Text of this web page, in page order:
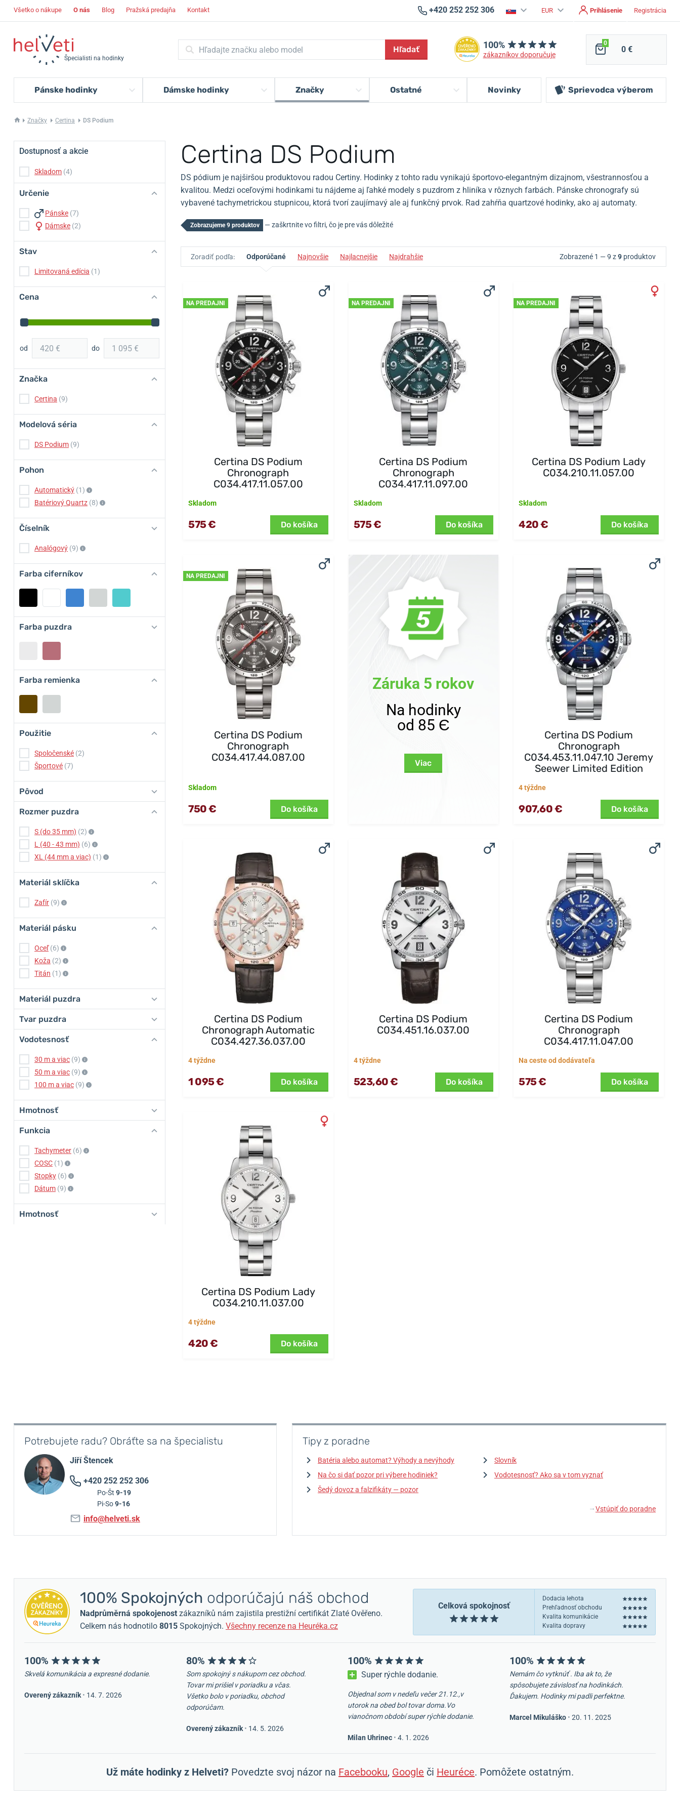
Všetko o nákupe O nás Blog Pražská predajňa Kontakt +420 252 252 306 EUR Prihlásenie Registrácia
Špecialisti na hodinky
Hľadať 100%
zákazníkov doporučuje
0
0 €
Pánske hodinky Dámske hodinky Značky Ostatné Novinky Sprievodca výberom
Značky Certina DS Podium
Certina DS Podium
DS pódium je najširšou produktovou radou Certiny. Hodinky z tohto radu vynikajú športovo-elegantným dizajnom, všestrannosťou a
kvalitou. Medzi oceľovými hodinkami tu nájdeme aj ľahké modely s puzdrom z hliníka v rôznych farbách. Pánske chronografy sú
vybavené tachymetrickou stupnicou, ktorá tvorí zaujímavý ale aj funkčný prvok. Rad zahŕňa quartzové hodinky, ako aj automaty.
Dostupnosť a akcie
Skladom (4)
Určenie
Pánske (7)
Dámske (2)
Stav
Limitovaná edícia (1)
Cena
od do
Značka
Certina (9)
Modelová séria
DS Podium (9)
Pohon
Automatický (1)
Batériový Quartz (8)
Číselník
Analógový (9)
Farba ciferníkov
Farba puzdra
Farba remienka
Použitie
Spoločenské (2)
Športové (7)
Pôvod
Rozmer puzdra
S (do 35 mm) (2)
L (40 - 43 mm) (6)
XL (44 mm a viac) (1)
Materiál sklíčka
Zafír (9)
Materiál pásku
Oceľ (6)
Koža (2)
Titán (1)
Materiál puzdra
Tvar puzdra
Vodotesnosť
30 m a viac (9)
50 m a viac (9)
100 m a viac (9)
Hmotnosť
Funkcia
Tachymeter (6)
COSC (1)
Stopky (6)
Dátum (9)
Hmotnosť
Zobrazujeme 9 produktov — zaškrtnite vo filtri, čo je pre vás dôležité
Zoradiť podľa: Odporúčané Najnovšie Najlacnejšie Najdrahšie Zobrazené 1 — 9 z9 produktov
NA PREDAJNI
Certina DS Podium
Chronograph
C034.417.11.057.00
Skladom
575 € Do košíka
NA PREDAJNI
Certina DS Podium
Chronograph
C034.417.11.097.00
Skladom
575 € Do košíka
NA PREDAJNI
Certina DS Podium Lady
C034.210.11.057.00
Skladom
420 € Do košíka
NA PREDAJNI
Certina DS Podium
Chronograph
C034.417.44.087.00
Skladom
750 € Do košíka
Záruka 5 rokov
Na hodinky
od 85 Є
Viac
Certina DS Podium
Chronograph
C034.453.11.047.10 Jeremy
Seewer Limited Edition
4 týždne
907,60 € Do košíka
Certina DS Podium
Chronograph Automatic
C034.427.36.037.00
4 týždne
1 095 € Do košíka
Certina DS Podium
C034.451.16.037.00
4 týždne
523,60 € Do košíka
Certina DS Podium
Chronograph
C034.417.11.047.00
Na ceste od dodávateľa
575 € Do košíka
Certina DS Podium Lady
C034.210.11.037.00
4 týždne
420 € Do košíka
Potrebujete radu? Obráťte sa na špecialistu
Jiří Štencek
+420 252 252 306
Po-Št 9-19
Pi-So9-16
info@helveti.sk
Tipy z poradne
Batéria alebo automat? Výhody a nevýhody
Slovník
Na čo si dať pozor pri výbere hodiniek?
Vodotesnosť? Ako sa v tom vyznať
Šedý dovoz a falzifikáty — pozor
↓ Vstúpiť do poradne
Celková spokojnosť
Dodacia lehota
Prehľadnosť obchodu
Kvalita komunikácie
Kvalita dopravy
100% Spokojných odporúčajú náš obchod
Nadprůměrná spokojenost zákazníků nám zajistila prestižní certifikát Zlaté Ověřeno.
Celkem nás hodnotilo 8015 Spokojných. Všechny recenze na Heuréka.cz
100%
Skvelá komunikácia a expresné dodanie.
Overený zákazník • 14. 7. 2026
80%
Som spokojný s nákupom cez obchod.
Tovar mi prišiel v poriadku a včas.
Všetko bolo v poriadku, obchod
odporúčam.
Overený zákazník • 14. 5. 2026
100%
Super rýchle dodanie.
Objednal som v nedeľu večer 21.12.,v
utorok na obed bol tovar doma.Vo
vianočnom období super rýchle dodanie.
Milan Uhrinec • 4. 1. 2026
100%
Nemám čo vytknúť . Iba ak to, že
spôsobujete závislosť na hodinkách.
Ďakujem. Hodinky mi padli perfektne.
Marcel Mikuláško • 20. 11. 2025
Už máte hodinky z Helveti? Povedzte svoj názor na Facebooku, Google či Heuréce. Pomôžete ostatným.